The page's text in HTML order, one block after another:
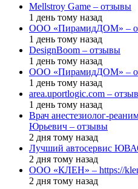
Mellstroy Game – отзывы
1 день тому назад
ООО «ПирамидДОМ» –
1 день тому назад
DesignBoom – отзывы
1 день тому назад
ООО «ПирамидДОМ» –
1 день тому назад
area.uportlogic.com –
1 день тому назад
Врач анестезиолог-
Юрьевич – отзывы
2 дня тому назад
Лучший автосервис
2 дня тому назад
ООО «КЛЕН» – https://
2 дня тому назад